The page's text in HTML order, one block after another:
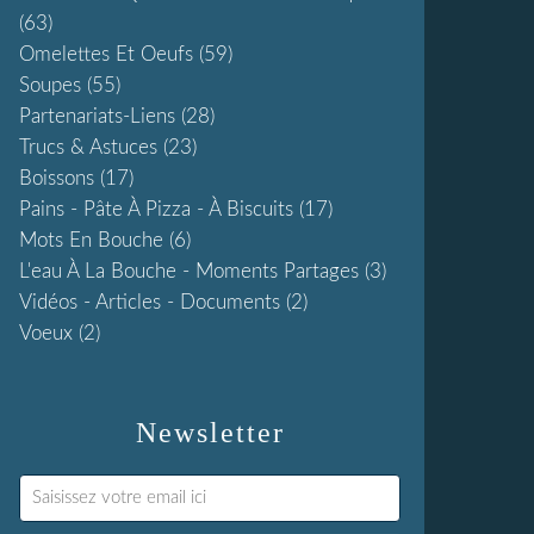
Newsletter
(63)
Omelettes Et Oeufs (59)
Soupes (55)
Partenariats-Liens (28)
Trucs & Astuces (23)
Boissons (17)
Pains - Pâte À Pizza - À Biscuits (17)
Mots En Bouche (6)
L'eau À La Bouche - Moments Partages (3)
Vidéos - Articles - Documents (2)
Voeux (2)